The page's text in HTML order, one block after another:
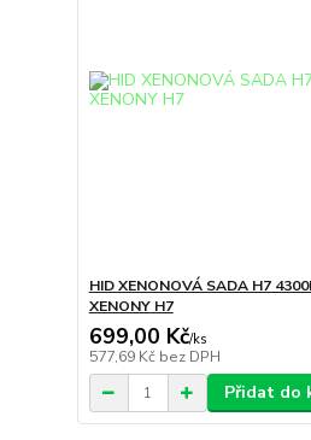
HID XENONOVÁ SADA H7
XENONY H7
699,00 Kč/ks
577,69 Kč bez DPH
Přidat do